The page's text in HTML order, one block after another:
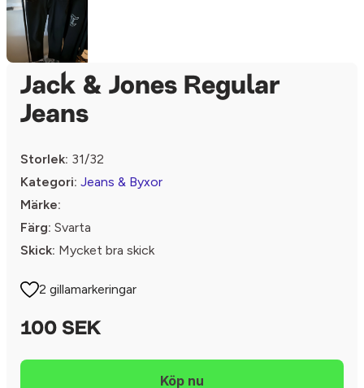
Jack & Jones Regular
Jeans
Storlek: 31/32
Kategori: Jeans & Byxor
Märke:
Färg: Svarta
Skick: Mycket bra skick
2 gillamarkeringar
100 SEK